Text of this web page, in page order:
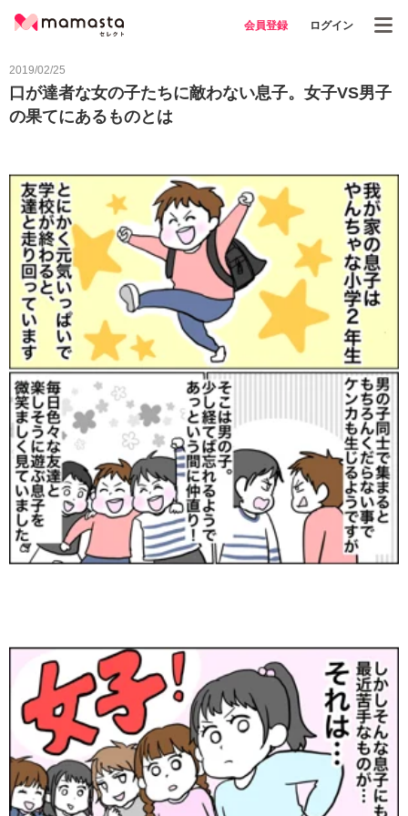
会員登録 ログイン
2019/02/25
口が達者な女の子たちに敵わない息子。女子VS男子
の果てにあるものとは